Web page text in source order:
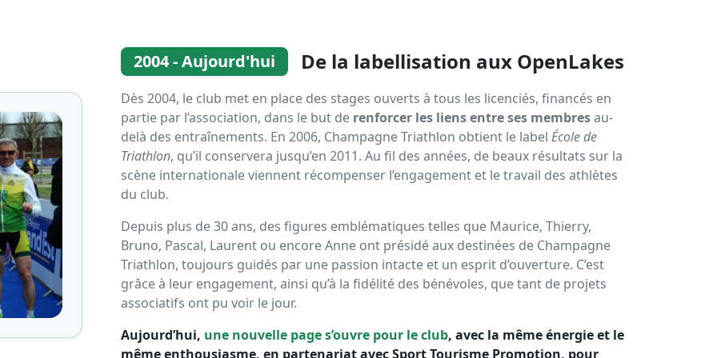
2004 - Aujourd'hui De la labellisation aux OpenLakes
Dès 2004, le club met en place des stages ouverts à tous les licenciés, financés en
partie par l’association, dans le but de renforcer les liens entre ses membresau-
delà des entraînements. En 2006, Champagne Triathlon obtient le label École de
Triathlon, qu’il conservera jusqu’en 2011. Au fil des années, de beaux résultats sur la
scène internationale viennent récompenser l’engagement et le travail des athlètes
du club.
Depuis plus de 30 ans, des figures emblématiques telles que Maurice, Thierry,
Bruno, Pascal, Laurent ou encore Anne ont présidé aux destinées de Champagne
Triathlon, toujours guidés par une passion intacte et un esprit d’ouverture. C’est
grâce à leur engagement, ainsi qu’à la fidélité des bénévoles, que tant de projets
associatifs ont pu voir le jour.
Aujourd’hui, une nouvelle page s’ouvre pour le club, avec la même énergie et le
même enthousiasme, en partenariat avec Sport Tourisme Promotion, pour